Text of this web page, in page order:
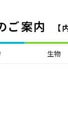
ご案内 【
生物